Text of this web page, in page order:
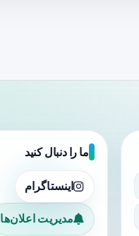
ما را دنبال کنید
اینستاگرام
مدیریت اعلان‌ها